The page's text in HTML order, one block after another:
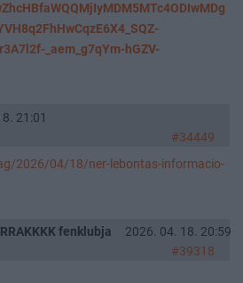
_aem_g7qYm-hGZV-
21:01
#34449
2026/04/18/ner-lebontas-informacio-
fenklubja
2026. 04. 18. 20:59
#39318